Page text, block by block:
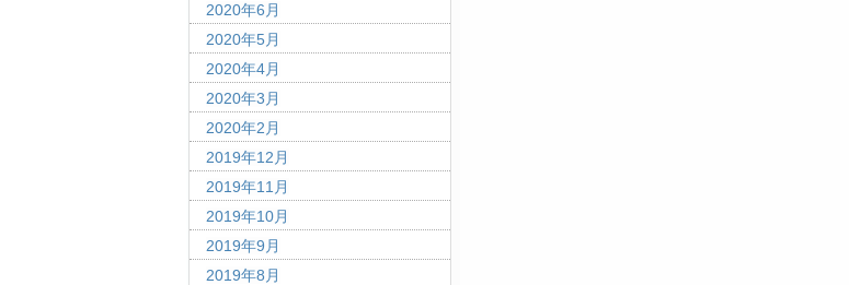
2020年6月
2020年5月
2020年4月
2020年3月
2020年2月
2019年12月
2019年11月
2019年10月
2019年9月
2019年8月